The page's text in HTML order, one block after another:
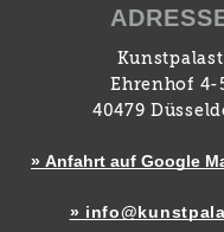
Kunstpalast
Ehrenhof 4-
40479
» Anfahrt auf Google
»